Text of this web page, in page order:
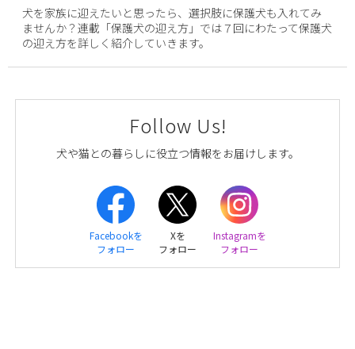
犬を家族に迎えたいと思ったら、選択肢に保護犬も入れてみ
ませんか？連載「保護犬の迎え方」では７回にわたって保護犬
の迎え方を詳しく紹介していきます。
Follow Us!
犬や猫との暮らしに役立つ情報をお届けします。
Facebookを
フォロー
Xを
フォロー
Instagramを
フォロー